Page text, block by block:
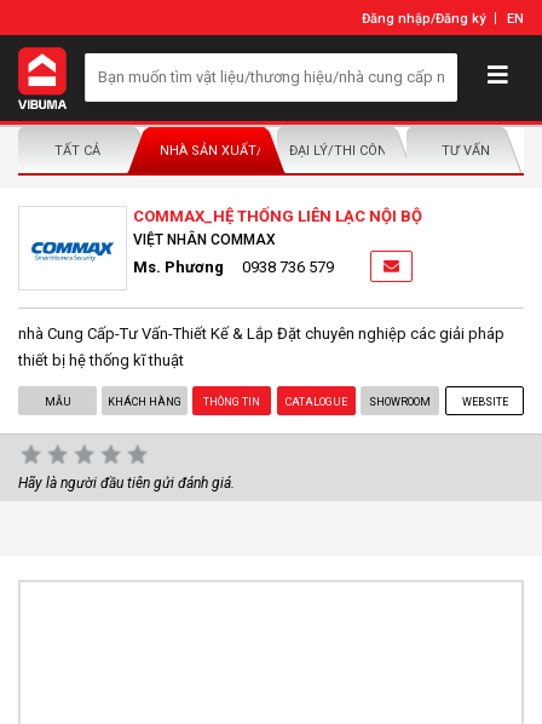
Đăng nhập/Đăng ký EN
TẤT CẢ NHÀ SẢN XUẤT/NHÀ PHÂN PHỐIĐẠI LÝ/THI CÔNG LẮP ĐẶTTƯ VẤN
COMMAX_HỆ THỐNG LIÊN LẠC NỘI BỘ
VIỆT NHÂN COMMAX
Ms. Phương 0938 736 579
nhà Cung Cấp-Tư Vấn-Thiết Kế & Lắp Đặt chuyên nghiệp các giải pháp
thiết bị hệ thống kĩ thuật
MẪU KHÁCH HÀNG THÔNG TIN CATALOGUE SHOWROOM WEBSITE
Hãy là người đầu tiên gửi đánh giá.